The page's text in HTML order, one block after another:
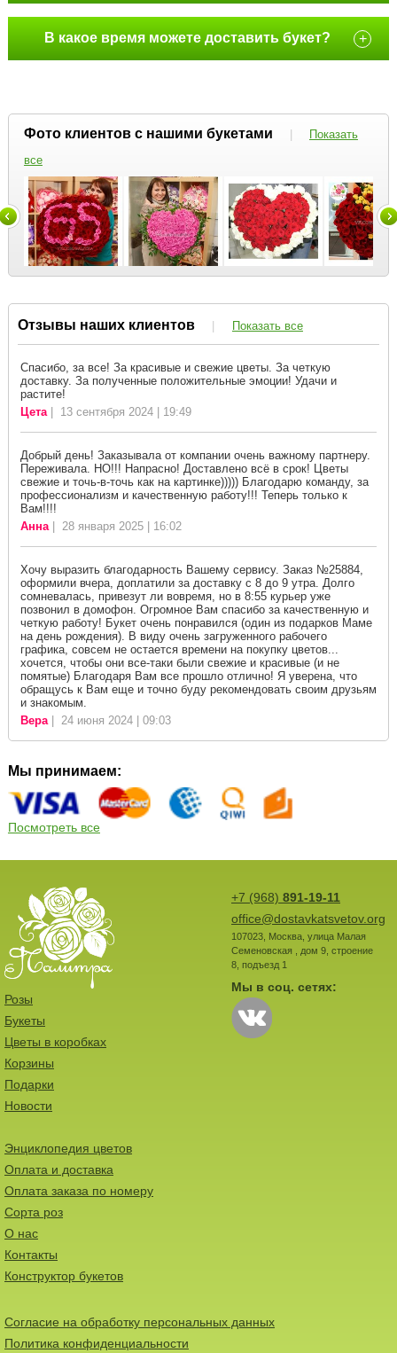
В какое время можете доставить букет? +
Фото клиентов с нашими букетами |
Показать
все
Отзывы наших клиентов | Показать все
Спасибо, за все! За красивые и свежие цветы. За четкую
доставку. За полученные положительные эмоции! Удачи и
растите!
Цета| 13 сентября 2024 | 19:49
Добрый день! Заказывала от компании очень важному партнеру.
Переживала. НО!!! Напрасно! Доставлено всё в срок! Цветы
свежие и точь-в-точь как на картинке))))) Благодарю команду, за
профессионализм и качественную работу!!! Теперь только к
Вам!!!!
Анна| 28 января 2025 | 16:02
Хочу выразить благодарность Вашему сервису. Заказ №25884,
оформили вчера, доплатили за доставку с 8 до 9 утра. Долго
сомневалась, привезут ли вовремя, но в 8:55 курьер уже
позвонил в домофон. Огромное Вам спасибо за качественную и
четкую работу! Букет очень понравился (один из подарков Маме
на день рождения). В виду очень загруженного рабочего
графика, совсем не остается времени на покупку цветов...
хочется, чтобы они все-таки были свежие и красивые (и не
помятые) Благодаря Вам все прошло отлично! Я уверена, что
обращусь к Вам еще и точно буду рекомендовать своим друзьям
и знакомым.
Вера| 24 июня 2024 | 09:03
Мы принимаем:
Посмотреть все
+7 (968) 891-19-11
office@dostavkatsvetov.org
107023, Москва, улица Малая
Семеновская , дом 9, строение
8, подъезд 1
Мы в соц. сетях:
Розы
Букеты
Цветы в коробках
Корзины
Подарки
Новости
Энциклопедия цветов
Оплата и доставка
Оплата заказа по номеру
Сорта роз
О нас
Контакты
Конструктор букетов
Согласие на обработку персональных данных
Политика конфиденциальности